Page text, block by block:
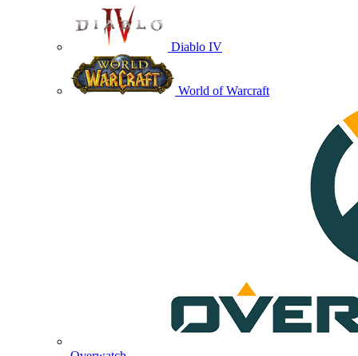
Diablo IV
World of Warcraft